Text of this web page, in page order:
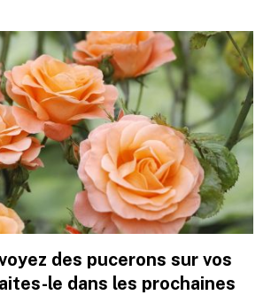
des pucerons sur vos
le dans les prochaines